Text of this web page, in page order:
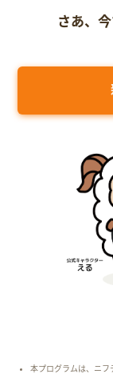
さあ、
本プログラムは、ニフ